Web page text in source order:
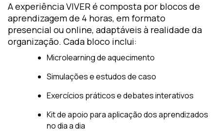
A experiência VIVER é composta por blocos de
aprendizagem de 4 horas, em formato
presencial ou online, adaptáveis à realidade da
organização. Cada bloco inclui:
Microlearning de aquecimento
Simulações e estudos de caso
Exercícios práticos e debates interativos
Kit de apoio para aplicação dos aprendizados
no dia a dia